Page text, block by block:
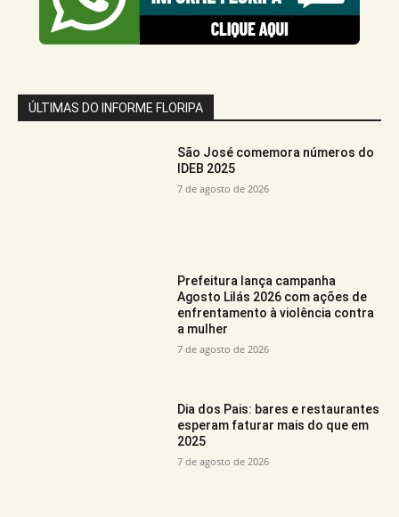
ÚLTIMAS DO INFORME FLORIPA
São José comemora números do
IDEB 2025
7 de agosto de 2026
Prefeitura lança campanha
Agosto Lilás 2026 com ações de
enfrentamento à violência contra
a mulher
7 de agosto de 2026
Dia dos Pais: bares e restaurantes
esperam faturar mais do que em
2025
7 de agosto de 2026